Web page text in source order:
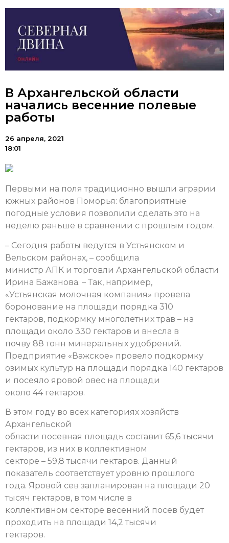
В Архангельской области
начались весенние полевые
работы
26 апреля, 2021
18:01
Первыми на поля традиционно вышли аграрии
южных районов Поморья: благоприятные
погодные условия позволили сделать это на
неделю раньше в сравнении с прошлым годом.
– Сегодня работы ведутся в Устьянском и
Вельском районах, – сообщила
министр АПК и торговли Архангельской области
Ирина Бажанова. – Так, например,
«Устьянская молочная компания» провела
боронование на площади порядка 310
гектаров, подкормку многолетних трав – на
площади около 330 гектаров и внесла в
почву 88 тонн минеральных удобрений.
Предприятие «Важское» провело подкормку
озимых культур на площади порядка 140 гектаров
и посеяло яровой овес на площади
около 44 гектаров.
В этом году во всех категориях хозяйств
Архангельской
области посевная площадь составит 65,6 тысячи
гектаров, из них в коллективном
секторе – 59,8 тысячи гектаров. Данный
показатель соответствует уровню прошлого
года. Яровой сев запланирован на площади 20
тысяч гектаров, в том числе в
коллективном секторе весенний посев будет
проходить на площади 14,2 тысячи
гектаров.